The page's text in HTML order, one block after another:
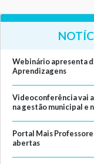
Webinário apresenta
Aprendizagens
Videoconferência vai
na gestão municipal e
Portal Mais
abertas